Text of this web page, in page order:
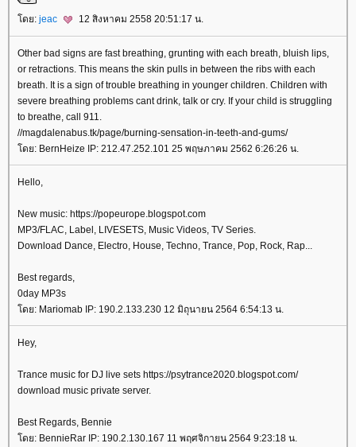
ดย: jeac 12 สิงหาคม 2558 20:51:17 น.
Other bad signs are fast breathing, grunting with each breath, bluish lips,
or retractions. This means the skin pulls in between the ribs with each
breath. It is a sign of trouble breathing in younger children. Children with
severe breathing problems cant drink, talk or cry. If your child is struggling
to breathe, call 911.
//magdalenabus.tk/page/burning-sensation-in-teeth-and-gums/
ดย: BernHeize IP: 212.47.252.101 25 พฤษภาคม 2562 6:26:26 น.
Hello,
New music: https://popeurope.blogspot.com
MP3/FLAC, Label, LIVESETS, Music Videos, TV Series.
Download Dance, Electro, House, Techno, Trance, Pop, Rock, Rap...
Best regards,
0day MP3s
ดย: Mariomab IP: 190.2.133.230 12 มิถุนายน 2564 6:54:13 น.
Hey,
Trance music for DJ live sets https://psytrance2020.blogspot.com/
download music private server.
Best Regards, Bennie
ดย: BennieRar IP: 190.2.130.167 11 พฤศจิกายน 2564 9:23:18 น.